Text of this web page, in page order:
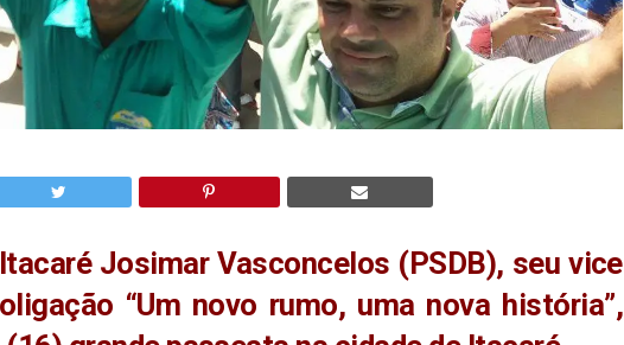
Josimar Vasconcelos (PSDB), seu vice
“Um novo rumo, uma nova história”,